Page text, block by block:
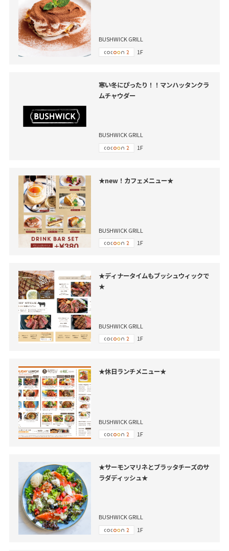
BUSHWICK GRILL
1F
寒い冬にぴったり！！マンハッタンクラ
ムチャウダー
BUSHWICK GRILL
1F
★new！カフェメニュー★
BUSHWICK GRILL
1F
★ディナータイムもブッシュウィックで
★
BUSHWICK GRILL
1F
★休日ランチメニュー★
BUSHWICK GRILL
1F
★サーモンマリネとブラッタチーズのサ
ラダディッシュ★
BUSHWICK GRILL
1F